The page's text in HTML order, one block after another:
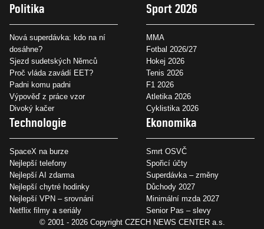
Politika
Nová superdávka: kdo na ní
dosáhne?
Sjezd sudetských Němců
Proč vláda zavádí EET?
Padni komu padni
Výpověď z práce vzor
Divoký kačer
Sport 2026
MMA
Fotbal 2026/27
Hokej 2026
Tenis 2026
F1 2026
Atletika 2026
Cyklistika 2026
Technologie
SpaceX na burze
Nejlepší telefony
Nejlepší AI zdarma
Nejlepší chytré hodinky
Nejlepší VPN – srovnání
Netflix filmy a seriály
Ekonomika
Smrt OSVČ
Spořicí účty
Superdávka – změny
Důchody 2027
Minimální mzda 2027
Senior Pas – slevy
© 2001 - 2026 Copyright CZECH NEWS CENTER a.s.